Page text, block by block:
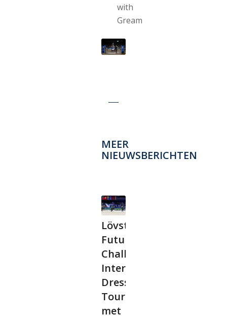
with
Gream
MEER
NIEUWSBERICHTEN
Lövsta
Future
Challenge
International
Dressage
Tour
met